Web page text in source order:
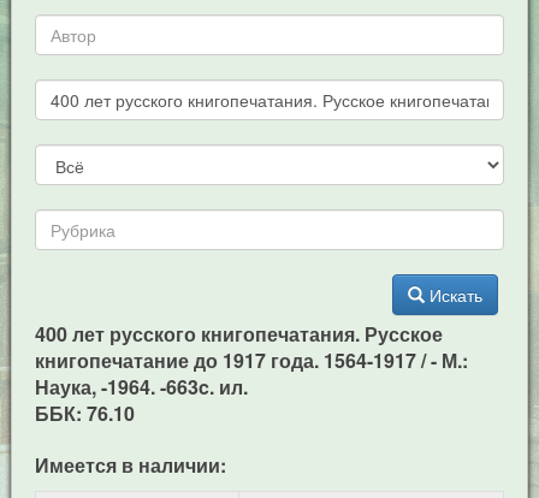
Искать
400 лет русского книгопечатания. Русское
книгопечатание до 1917 года. 1564-1917 / - М.:
Наука, -1964. -663c. ил.
ББК: 76.10
Имеется в наличии: